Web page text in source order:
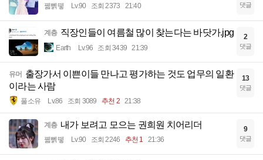
꿻뻵뗗 Lv.90 조회 2373 21:40 댓글
계층 직장인들이 여름철 많이 찾는다는 바닷가.jpg
Earth Lv.96 조회 3439 21:39
2
댓글
유머 출장가서 이쁜이들 만나고 평가하는 것도 업무의 일환
이라는 사람
풀소유 Lv.86 조회 3089 추천 2 21:38
13
댓글
계층 내가 보려고 모으는 권희원 치어리더
꿻뻵뗗 Lv.90 조회 2246 추천 1 21:36
9
댓글